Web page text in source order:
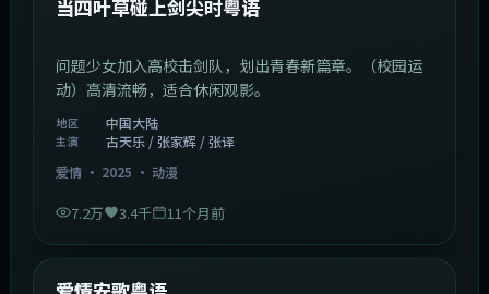
当四叶草碰上剑尖时粤语
问题少女加入高校击剑队，划出青春新篇章。（校园运
动）高清流畅，适合休闲观影。
地区 中国大陆
主演
古天乐 / 张家辉 / 张译
爱情· 2025 · 动漫
7.2万 3.4千 11个月前
最新